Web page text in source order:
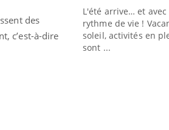
des
c’est-à-dire
chez les
les soignants.
L'été arrive… et
rythme de vie !
soleil, activités en
sont ...